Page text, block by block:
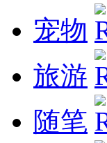
宠物
旅游
随笔